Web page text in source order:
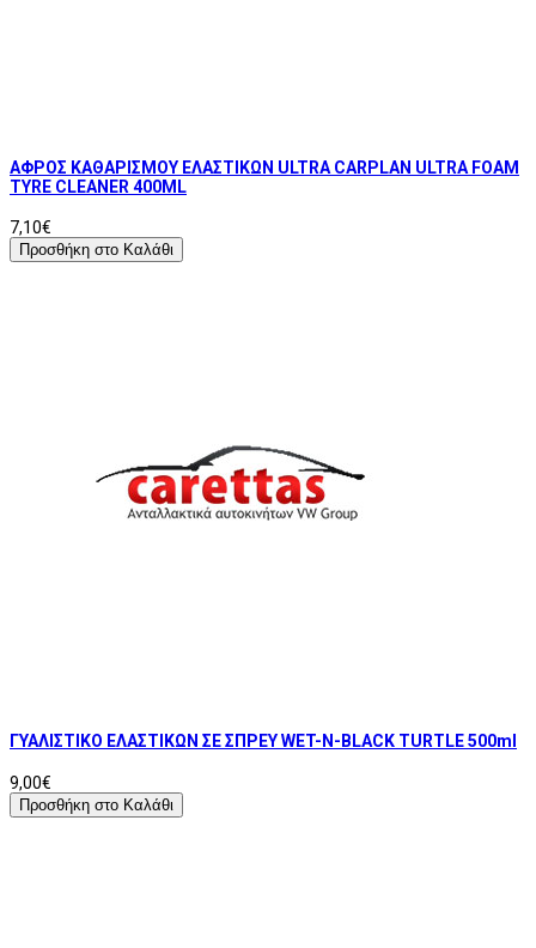
ΑΦΡΟΣ ΚΑΘΑΡΙΣΜΟΥ ΕΛΑΣΤΙΚΩΝ ULTRA CARPLAN ULTRA FOAM
TYRE CLEANER 400ML
7,10€
Προσθήκη στο Καλάθι
ΓΥΑΛΙΣΤΙΚΟ ΕΛΑΣΤΙΚΩΝ ΣΕ ΣΠΡΕΥ WET-N-BLACK TURTLE 500ml
9,00€
Προσθήκη στο Καλάθι